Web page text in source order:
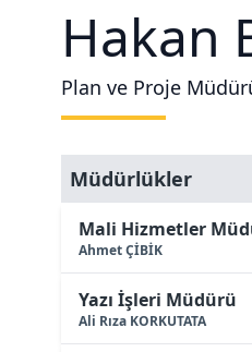
Hakan
Plan ve Proje
Müdürlükler
Mali Hizmetler
Ahmet ÇİBİK
Yazı İşleri Müdürü
Ali Rıza KORKUTATA